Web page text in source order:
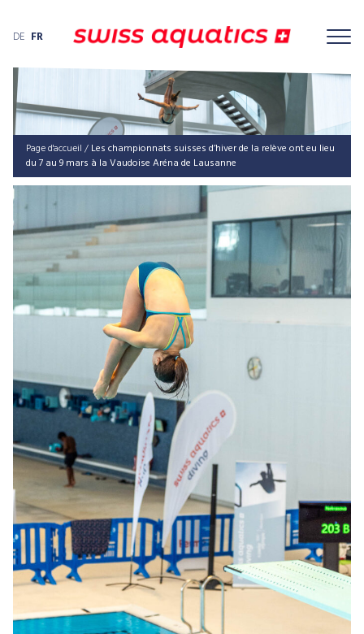
DE FR
Page d'accueil / Les championnats suisses d’hiver de la relève ont eu lieu
du 7 au 9 mars à la Vaudoise Aréna de Lausanne